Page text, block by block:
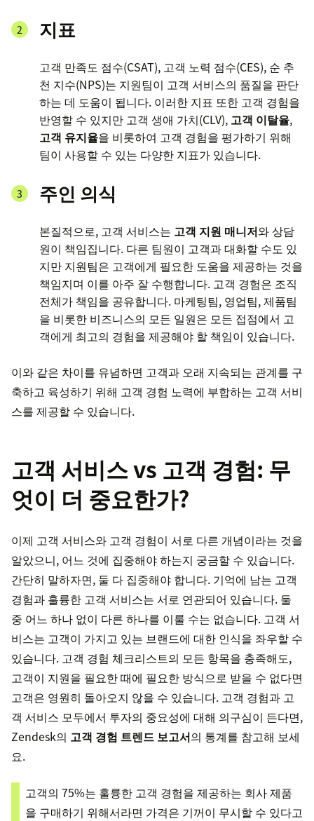
지표
고객 만족도 점수(CSAT), 고객 노력 점수(CES), 순 추
천 지수(NPS)는 지원팀이 고객 서비스의 품질을 판단
하는 데 도움이 됩니다. 이러한 지표 또한 고객 경험을
반영할 수 있지만 고객 생애 가치(CLV), 고객 이탈율,
고객 유지율을 비롯하여 고객 경험을 평가하기 위해
팀이 사용할 수 있는 다양한 지표가 있습니다.
주인 의식
본질적으로, 고객 서비스는 고객 지원 매니저와 상담
원이 책임집니다. 다른 팀원이 고객과 대화할 수도 있
지만 지원팀은 고객에게 필요한 도움을 제공하는 것을
책임지며 이를 아주 잘 수행합니다. 고객 경험은 조직
전체가 책임을 공유합니다. 마케팅팀, 영업팀, 제품팀
을 비롯한 비즈니스의 모든 일원은 모든 접점에서 고
객에게 최고의 경험을 제공해야 할 책임이 있습니다.
이와 같은 차이를 유념하면 고객과 오래 지속되는 관계를 구
축하고 육성하기 위해 고객 경험 노력에 부합하는 고객 서비
스를 제공할 수 있습니다.
고객 서비스 vs 고객 경험: 무
엇이 더 중요한가?
이제 고객 서비스와 고객 경험이 서로 다른 개념이라는 것을
알았으니, 어느 것에 집중해야 하는지 궁금할 수 있습니다.
간단히 말하자면, 둘 다 집중해야 합니다. 기억에 남는 고객
경험과 훌륭한 고객 서비스는 서로 연관되어 있습니다. 둘
중 어느 하나 없이 다른 하나를 이룰 수는 없습니다. 고객 서
비스는 고객이 가지고 있는 브랜드에 대한 인식을 좌우할 수
있습니다. 고객 경험 체크리스트의 모든 항목을 충족해도,
고객이 지원을 필요한 때에 필요한 방식으로 받을 수 없다면
고객은 영원히 돌아오지 않을 수 있습니다. 고객 경험과 고
객 서비스 모두에서 투자의 중요성에 대해 의구심이 든다면,
Zendesk의 고객 경험 트렌드 보고서의 통계를 참고해 보세
요.
고객의 75%는 훌륭한 고객 경험을 제공하는 회사 제품
을 구매하기 위해서라면 가격은 기꺼이 무시할 수 있다고